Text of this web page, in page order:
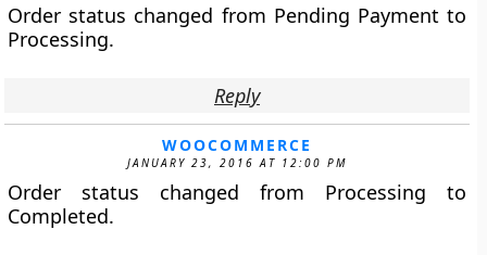
Order status changed from Pending Payment to
Processing.
Reply
WOOCOMMERCE
JANUARY 23, 2016 AT 12:00 PM
Order status changed from Processing to
Completed.